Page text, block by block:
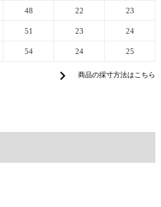
48 22 23
51 23 24
54 24 25
chevron_right 商品の採寸方法はこちら